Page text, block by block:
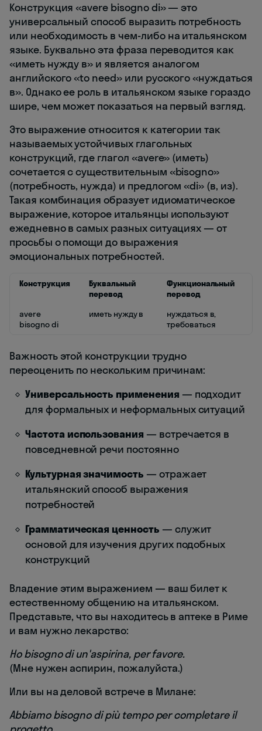
Конструкция «avere bisogno di» — это
универсальный способ выразить потребность
или необходимость в чем-либо на итальянском
языке. Буквально эта фраза переводится как
«иметь нужду в» и является аналогом
английского «to need» или русского «нуждаться
в». Однако ее роль в итальянском языке гораздо
шире, чем может показаться на первый взгляд.
Это выражение относится к категории так
называемых устойчивых глагольных
конструкций, где глагол «avere» (иметь)
сочетается с существительным «bisogno»
(потребность, нужда) и предлогом «di» (в, из).
Такая комбинация образует идиоматическое
выражение, которое итальянцы используют
ежедневно в самых разных ситуациях — от
просьбы о помощи до выражения
эмоциональных потребностей.
Конструкция
Буквальный
перевод
Функциональный
перевод
avere
bisogno di
иметь нужду в
нуждаться в,
требоваться
Важность этой конструкции трудно
переоценить по нескольким причинам:
Универсальность применения — подходит
для формальных и неформальных ситуаций
Частота использования — встречается в
повседневной речи постоянно
Культурная значимость — отражает
итальянский способ выражения
потребностей
Грамматическая ценность — служит
основой для изучения других подобных
конструкций
Владение этим выражением — ваш билет к
естественному общению на итальянском.
Представьте, что вы находитесь в аптеке в Риме
и вам нужно лекарство:
Ho bisogno di un'aspirina, per favore.
(Мне нужен аспирин, пожалуйста.)
Или вы на деловой встрече в Милане:
Abbiamo bisogno di più tempo per completare il